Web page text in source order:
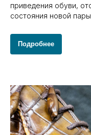
приведения обуви,
состояния новой
Подробнее